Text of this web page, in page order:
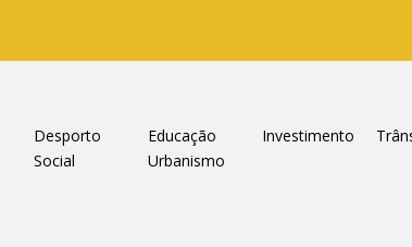
Desporto Educação Investimento
Social Urbanismo